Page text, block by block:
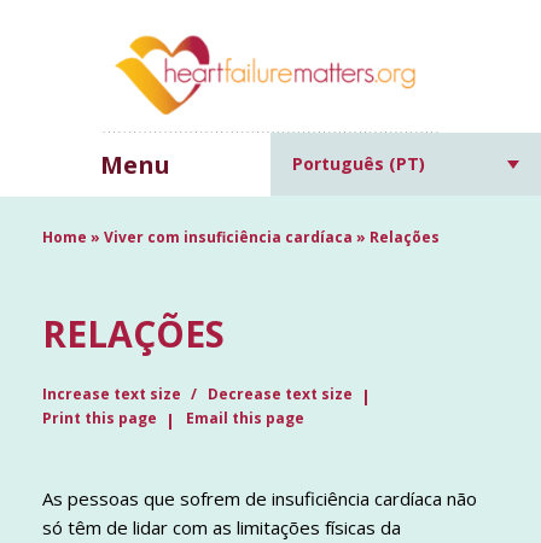
Menu Português (PT)
Home » Viver com insuficiência cardíaca » Relações
RELAÇÕES
Increase text size
Decrease text size
Print this page
Email this page
As pessoas que sofrem de insuficiência cardíaca não
só têm de lidar com as limitações físicas da